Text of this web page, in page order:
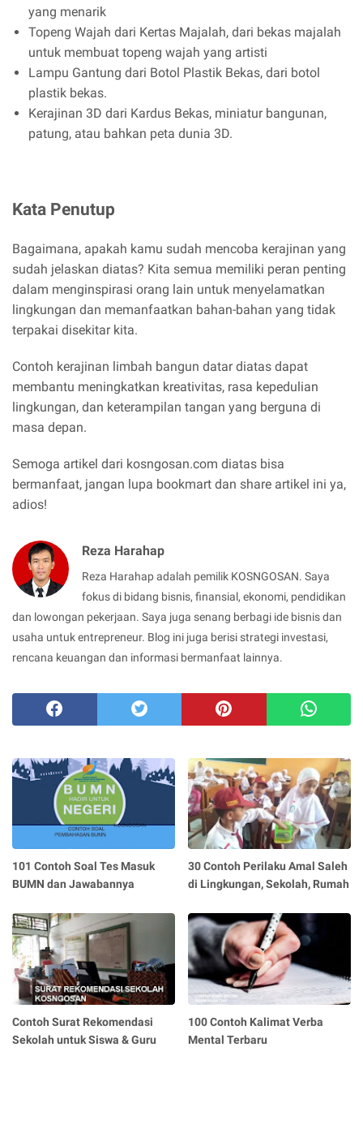
yang menarik
Topeng Wajah dari Kertas Majalah, dari bekas majalah
untuk membuat topeng wajah yang artisti
Lampu Gantung dari Botol Plastik Bekas, dari botol
plastik bekas.
Kerajinan 3D dari Kardus Bekas, miniatur bangunan,
patung, atau bahkan peta dunia 3D.
Kata Penutup
Bagaimana, apakah kamu sudah mencoba kerajinan yang
sudah jelaskan diatas? Kita semua memiliki peran penting
dalam menginspirasi orang lain untuk menyelamatkan
lingkungan dan memanfaatkan bahan-bahan yang tidak
terpakai disekitar kita.
Contoh kerajinan limbah bangun datar diatas dapat
membantu meningkatkan kreativitas, rasa kepedulian
lingkungan, dan keterampilan tangan yang berguna di
masa depan.
Semoga artikel dari kosngosan.com diatas bisa
bermanfaat, jangan lupa bookmart dan share artikel ini ya,
adios!
Reza Harahap
Reza Harahap adalah pemilik KOSNGOSAN. Saya
fokus di bidang bisnis, finansial, ekonomi, pendidikan
dan lowongan pekerjaan. Saya juga senang berbagi ide bisnis dan
usaha untuk entrepreneur. Blog ini juga berisi strategi investasi,
rencana keuangan dan informasi bermanfaat lainnya.
101 Contoh Soal Tes Masuk
BUMN dan Jawabannya
30 Contoh Perilaku Amal Saleh
di Lingkungan, Sekolah, Rumah
Contoh Surat Rekomendasi
Sekolah untuk Siswa & Guru
100 Contoh Kalimat Verba
Mental Terbaru